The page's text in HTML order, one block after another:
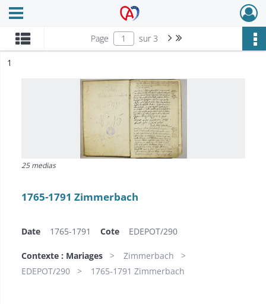
Archives Alsace - Colmar
Ouvrir le menu déroulant
Page sur 3 Page suivante : 1/3
n°
1
25 medias
1765-1791 Zimmerbach
Date 1765-1791 Cote EDEPOT/290
Contexte : Mariages
Zimmerbach
EDEPOT/290
1765-1791 Zimmerbach